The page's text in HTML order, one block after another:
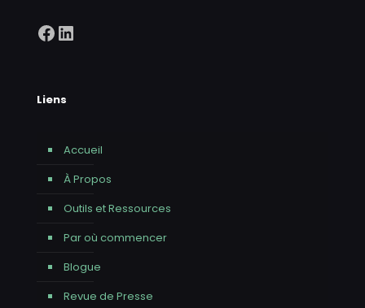
Facebook
LinkedIn
Liens
Accueil
À Propos
Outils et Ressources
Par où commencer
Blogue
Revue de Presse